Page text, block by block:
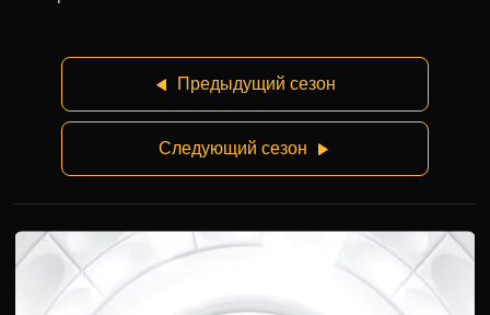
Предыдущий сезон
Следующий сезон